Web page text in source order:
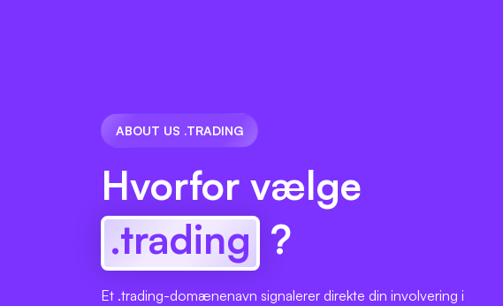
ABOUT US .TRADING
Hvorfor vælge
.trading ?
Et .trading-domænenavn signalerer direkte din involvering i